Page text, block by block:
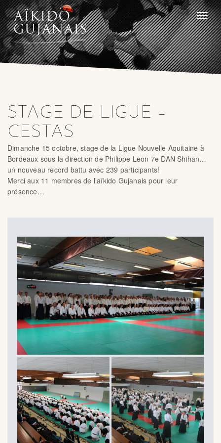
Toggle
STAGE DE LIGUE –
CESTAS
Dimanche 15 octobre, stage de la Ligue Nouvelle Aquitaine à
Bordeaux sous la direction de Philippe Leon 7e DAN Shihan…
un nouveau record battu avec 239 participants!
Merci aux 11 membres de l’aïkido Gujanais pour leur
présence…